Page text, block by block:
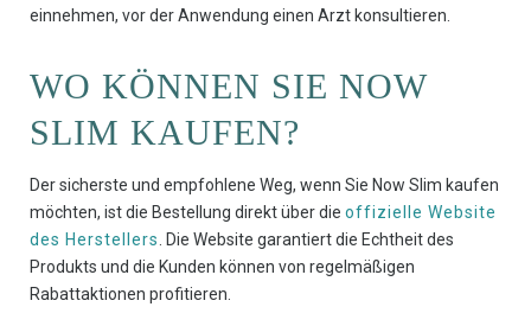
einnehmen, vor der Anwendung einen Arzt konsultieren.
WO KÖNNEN SIE NOW
SLIM KAUFEN?
Der sicherste und empfohlene Weg, wenn Sie Now Slim kaufen
möchten, ist die Bestellung direkt über die offizielle Website
des Herstellers. Die Website garantiert die Echtheit des
Produkts und die Kunden können von regelmäßigen
Rabattaktionen profitieren.